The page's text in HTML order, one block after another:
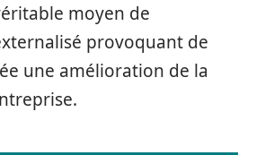
moyen de
provoquant de
une amélioration de la